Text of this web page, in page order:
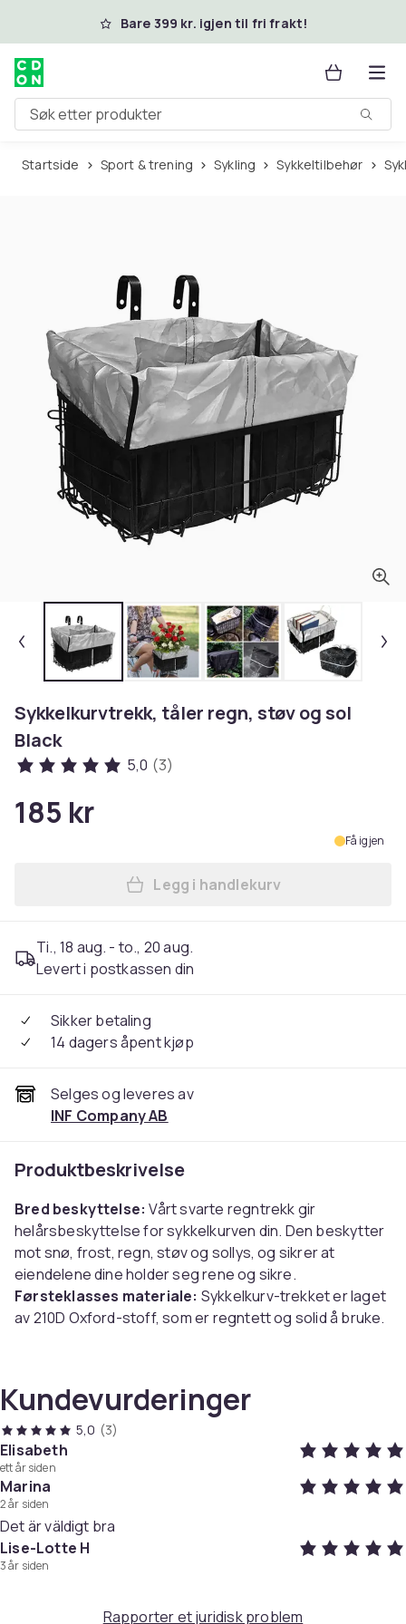
Hopp til hovedinnholdBare 399 kr. igjen til fri frakt!
Søk etter produkter
Startside Sport & trening Sykling Sykkeltilbehør
Sykkelkurvtrekk, tåler regn, støv og sol
Black
5,0 (3)
185 kr
Få igjen
Legg Sykkelkurvtrekk,
Legg i handlekurv
Ti., 18 aug. - to., 20 aug.
Levert i postkassen din
Sikker betaling
14 dagers åpent kjøp
Selges og leveres av
INF Company AB
Produktbeskrivelse
Bred beskyttelse: Vårt svarte regntrekk gir
helårsbeskyttelse for sykkelkurven din. Den beskytter
mot snø, frost, regn, støv og sollys, og sikrer at
eiendelene dine holder seg rene og sikre.
Førsteklasses materiale: Sykkelkurv-trekket er laget
av 210D Oxford-stoff, som er regntett og solid å bruke.
Spesifikasjon:
Materiale: 210D Oxford-stoff
Størrelse: 42 x 33 x 25 cm
Pakken inkluderer:
1 x Sykkelkurv-trekk (Sykkelkurv ikke inkludert）
Kundevurderinger
5,0 (3)
Elisabeth
ett år siden
Marina
2 år siden
Det är väldigt bra
Lise-Lotte H
3 år siden
Rapporter et juridisk problem